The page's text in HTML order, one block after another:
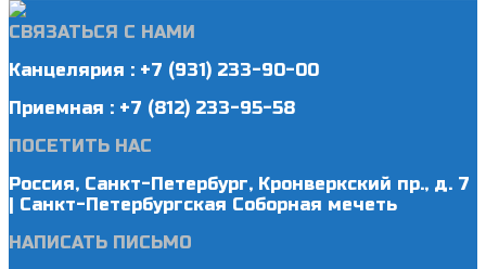
СВЯЗАТЬСЯ С НАМИ
Канцелярия : +7 (931) 233-90-00
Приемная : +7 (812) 233-95-58
ПОСЕТИТЬ НАС
Россия, Санкт-Петербург, Кронверкский пр., д. 7
| Санкт-Петербургская Соборная мечеть
НАПИСАТЬ ПИСЬМО